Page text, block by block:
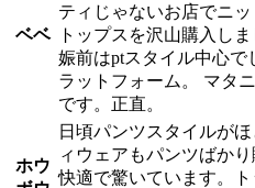
ベベ
ティじゃないお店でニ
トップスを沢山購入し
娠前はptスタイル中心で
ラットフォーム。 マタ
です。正直。
ホウ
日頃パンツスタイルが
ィウェアもパンツばか
快適で驚いています。